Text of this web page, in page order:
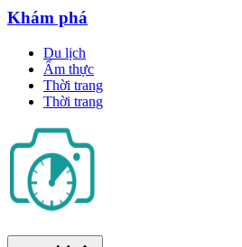
Khám phá
Du lịch
Ẩm thực
Thời trang
Thời trang